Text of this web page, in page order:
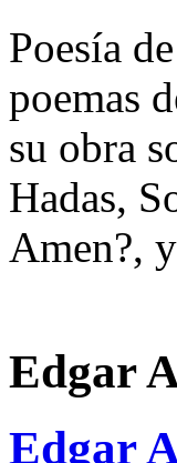
Poesía
poemas
su obra
Hadas,
Amen?,
Edgar
Edgar